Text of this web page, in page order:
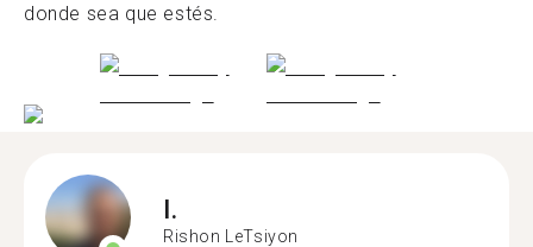
donde sea que estés.
I.
Rishon LeTsiyon